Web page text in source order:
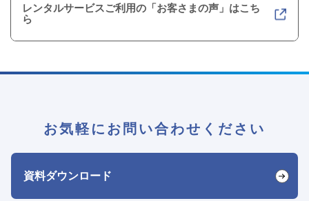
レンタルサービスご利用の「お客さまの声」はこち
ら
お気軽にお問い合わせください
資料ダウンロード